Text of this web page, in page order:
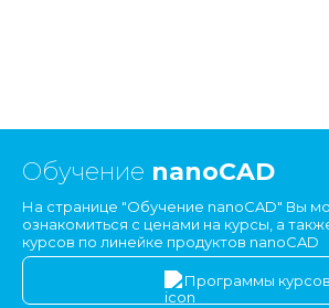
Обучение nanoCAD
На странице "Обучение nanoCAD" Вы
ознакомиться с ценами на курсы, а
курсов по линейке продуктов nanoCAD
Программы курсов